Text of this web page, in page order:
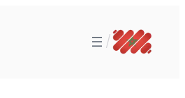
المحتوى
/